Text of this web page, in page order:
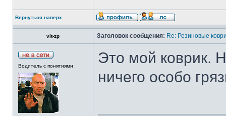
Вернуться наверх
vit-zp Заголовок сообщения: Re: Резиновые
Водитель с понятиями
Это мой коврик.
ничего особо